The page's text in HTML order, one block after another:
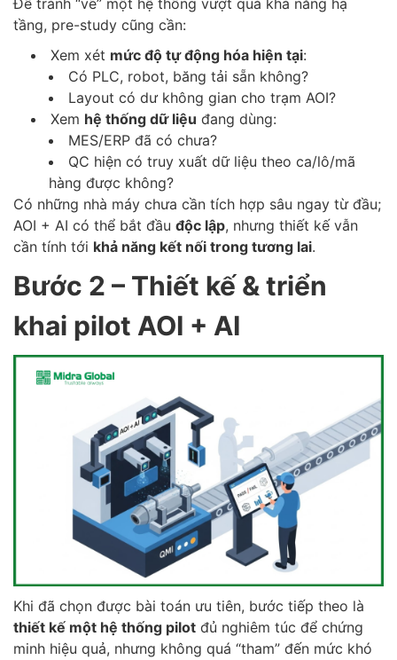
tầng, pre-study cũng cần:
Xem xét mức độ tự động hóa hiện tại:
Có PLC, robot, băng tải sẵn không?
Layout có dư không gian cho trạm AOI?
Xem hệ thống dữ liệu đang dùng:
MES/ERP đã có chưa?
QC hiện có truy xuất dữ liệu theo ca/lô/mã
hàng được không?
Có những nhà máy chưa cần tích hợp sâu ngay từ đầu;
AOI + AI có thể bắt đầu độc lập, nhưng thiết kế vẫn
cần tính tới khả năng kết nối trong tương lai.
Bước 2 – Thiết kế & triển
khai pilot AOI + AI
Khi đã chọn được bài toán ưu tiên, bước tiếp theo là
thiết kế một hệ thống pilot đủ nghiêm túc để chứng
minh hiệu quả, nhưng không quá “tham” đến mức khó